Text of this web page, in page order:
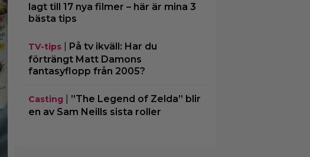
lagt till 17 nya filmer – här är mina 3
bästa tips
TV-tips| På tv ikväll: Har du
förträngt Matt Damons
fantasyflopp från 2005?
Casting
”The Legend of Zelda” blir
en av Sam Neills sista roller